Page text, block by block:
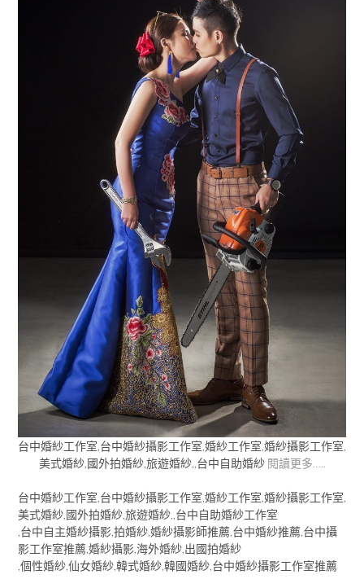
台中婚紗工作室,台中婚紗攝影工作室,婚紗工作室,婚紗攝影工作室,
美式婚紗,國外拍婚紗,旅遊婚紗,,台中自助婚紗 閱讀更多…..
台中婚紗工作室,台中婚紗攝影工作室,婚紗工作室,婚紗攝影工作室,
美式婚紗,國外拍婚紗,旅遊婚紗,,台中自助婚紗工作室
,台中自主婚紗攝影,拍婚紗,婚紗攝影師推薦,台中婚紗推薦,台中攝
影工作室推薦,婚紗攝影,海外婚紗,出國拍婚紗
,個性婚紗,仙女婚紗,韓式婚紗,韓國婚紗,台中婚紗攝影工作室推薦